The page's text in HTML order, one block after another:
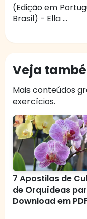
(Edição em
Brasil) - Ella ...
Veja
Mais conteúdos
exercícios.
7 Apostilas de
de Orquídeas
Download em